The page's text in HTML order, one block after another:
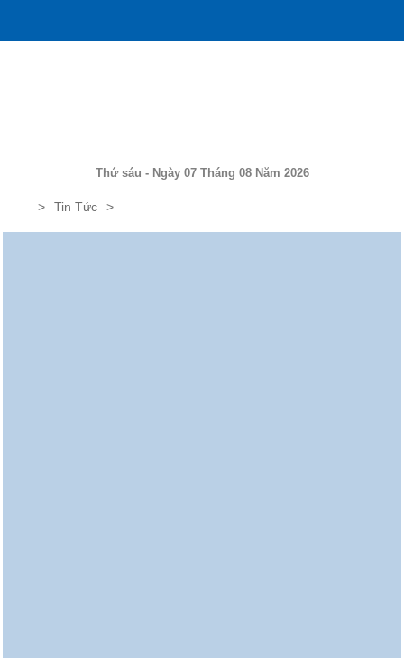
Thứ sáu - Ngày 07 Tháng 08 Năm 2026
Tin Tức
UDIC vinh danh tại chương trình biểu dương Thương hiệu - nhãn